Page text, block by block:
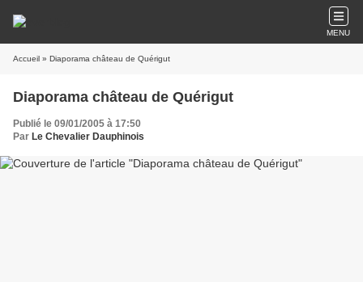
MENU
Accueil » Diaporama château de Quérigut
Diaporama château de Quérigut
Publié le 09/01/2005 à 17:50
Par Le Chevalier Dauphinois